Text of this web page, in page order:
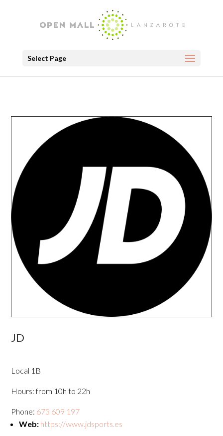
Select Page
JD
Local 1B
Hours: from 10h to 22h
Phone: 673 609 197
Web: https://www.jdsports.es